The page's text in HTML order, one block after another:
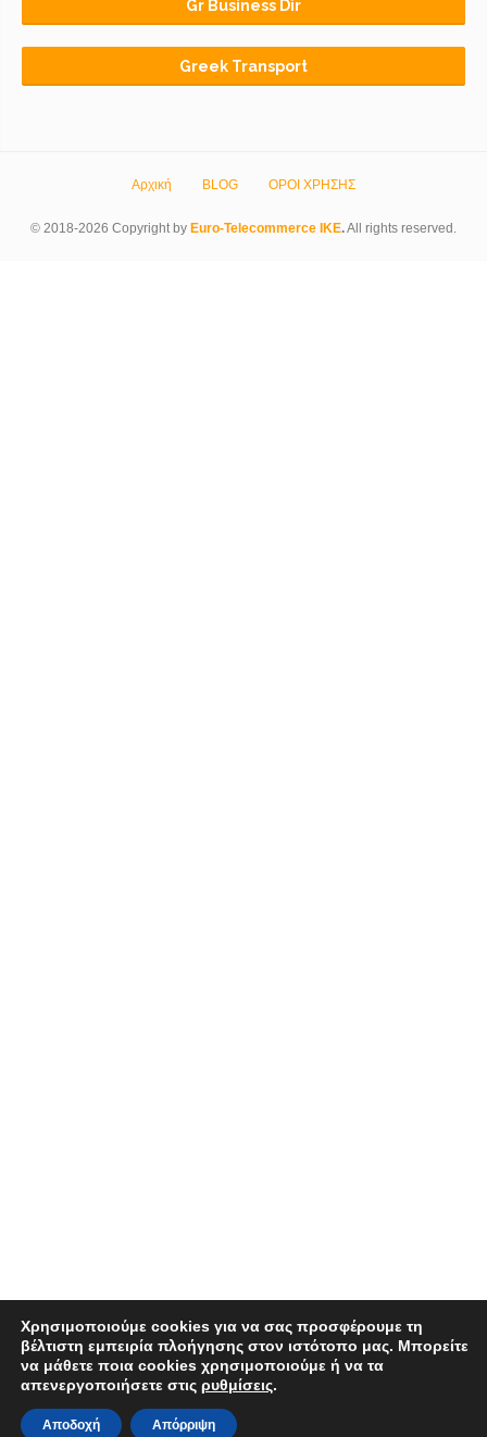
Gr Business Dir
Greek Transport
Αρχική BLOG ΟΡΟΙ ΧΡΗΣΗΣ
© 2018-2026 Copyright by Euro-Telecommerce IKE.All rights reserved.
Χρησιμοποιούμε cookies για να σας προσφέρουμε τη
βέλτιστη εμπειρία πλοήγησης στον ιστότοπο μας. Μπορείτε
να μάθετε ποια cookies χρησιμοποιούμε ή να τα
απενεργοποιήσετε στις ρυθμίσεις.
Αποδοχή Απόρριψη